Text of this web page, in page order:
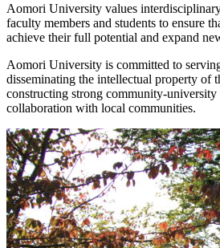
Aomori University values
faculty members and students to ensure
achieve their full potential and expand
Aomori University is committed to
disseminating the intellectual property of
constructing strong community-university
collaboration with local communities.